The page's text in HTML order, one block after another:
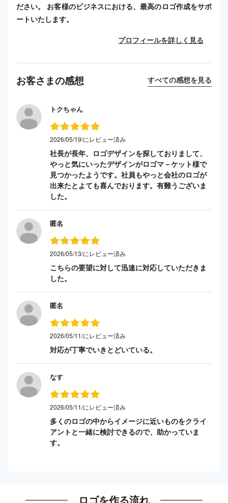
ださい。 お客様のビジネスにおける、最高のロゴ作成をサポ
ートいたします。
プロフィールを詳しく見る
お客さまの感想 すべての感想を見る
トクちゃん
2026/05/19/にレビュー済み
社長が長年、ロゴデザインを探しておりまして、
やっと気にいったデザインがロゴマ－ケット様で
見つかったようです。社員もやっと会社のロゴが
出来たとよても喜んでおります。有難うございま
した。
匿名
2026/05/13/にレビュー済み
こちらの要望に対して迅速に対応していただきま
した。
匿名
2026/05/11/にレビュー済み
対応が丁寧でいきとどいている。
なす
2026/05/11/にレビュー済み
多くのロゴの中からイメージに近いものをクライ
アントと一緒に検討できるので、助かっていま
す。
ロゴを作る流れ